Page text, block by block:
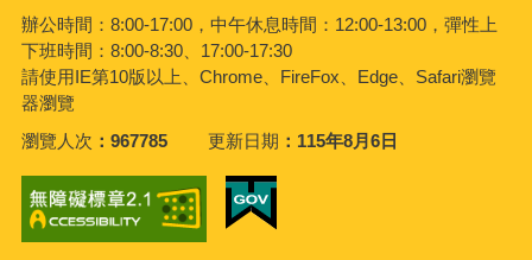
辦公時間：8:00-17:00，中午休息時間：12:00-13:00，彈性上
下班時間：8:00-8:30、17:00-17:30
請使用IE第10版以上、Chrome、FireFox、Edge、Safari瀏覽
器瀏覽
瀏覽人次
967785 更新日期 115年8月6日